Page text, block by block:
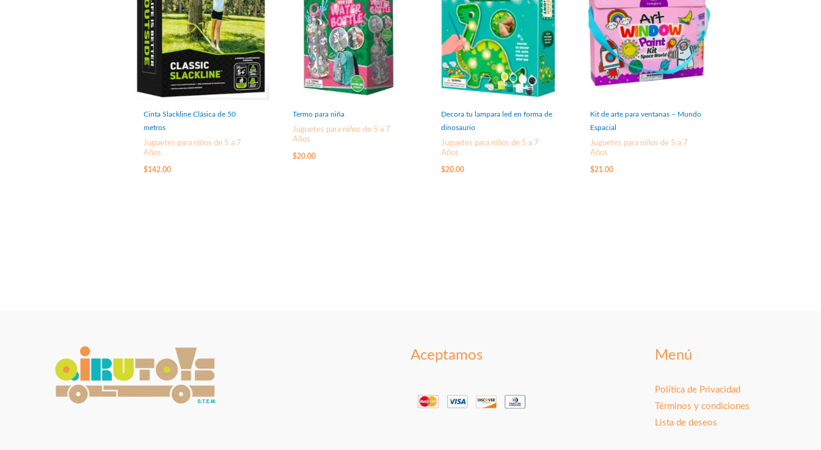
Cinta Slackline Clásica de 50
metros
Juguetes para niños de 5 a 7
Años
$142.00
Termo para niña
Juguetes para niños de 5 a 7
Años
$20.00
Decora tu lampara led en forma de
dinosaurio
Juguetes para niños de 5 a 7
Años
$20.00
Kit de arte para ventanas – Mundo
Espacial
Juguetes para niños de 5 a 7
Años
$21.00
Aceptamos Menú
Política de Privacidad
Términos y condiciones
Lista de deseos